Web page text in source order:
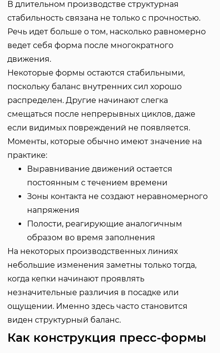
В длительном производстве структурная
стабильность связана не только с прочностью.
Речь идет больше о том, насколько равномерно
ведет себя форма после многократного
движения.
Некоторые формы остаются стабильными,
поскольку баланс внутренних сил хорошо
распределен. Другие начинают слегка
смещаться после непрерывных циклов, даже
если видимых повреждений не появляется.
Моменты, которые обычно имеют значение на
практике:
Выравнивание движений остается
постоянным с течением времени
Зоны контакта не создают неравномерного
напряжения
Полости, реагирующие аналогичным
образом во время заполнения
На некоторых производственных линиях
небольшие изменения заметны только тогда,
когда кепки начинают проявлять
незначительные различия в посадке или
ощущении. Именно здесь часто становится
виден структурный баланс.
Как конструкция пресс-формы